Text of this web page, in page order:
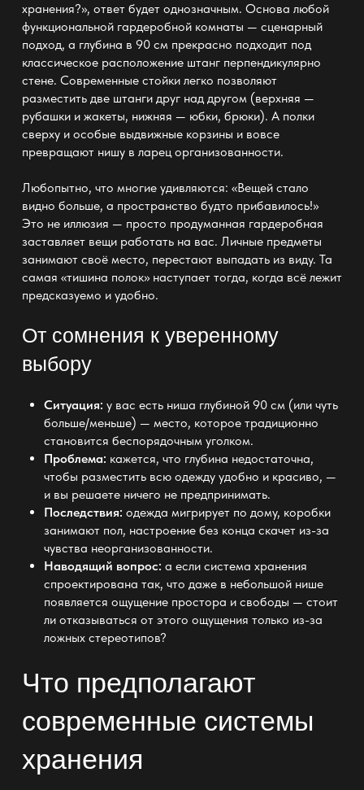
хранения?», ответ будет однозначным. Основа любой
функциональной гардеробной комнаты — сценарный
подход, а глубина в 90 см прекрасно подходит под
классическое расположение штанг перпендикулярно
стене. Современные стойки легко позволяют
разместить две штанги друг над другом (верхняя —
рубашки и жакеты, нижняя — юбки, брюки). А полки
сверху и особые выдвижные корзины и вовсе
превращают нишу в ларец организованности.
Любопытно, что многие удивляются: «Вещей стало
видно больше, а пространство будто прибавилось!»
Это не иллюзия — просто продуманная гардеробная
заставляет вещи работать на вас. Личные предметы
занимают своё место, перестают выпадать из виду. Та
самая «тишина полок» наступает тогда, когда всё лежит
предсказуемо и удобно.
От сомнения к уверенному
выбору
Ситуация: у вас есть ниша глубиной 90 см (или чуть
больше/меньше) — место, которое традиционно
становится беспорядочным уголком.
Проблема: кажется, что глубина недостаточна,
чтобы разместить всю одежду удобно и красиво, —
и вы решаете ничего не предпринимать.
Последствия: одежда мигрирует по дому, коробки
занимают пол, настроение без конца скачет из-за
чувства неорганизованности.
Наводящий вопрос: а если система хранения
спроектирована так, что даже в небольшой нише
появляется ощущение простора и свободы — стоит
ли отказываться от этого ощущения только из-за
ложных стереотипов?
Что предполагают
современные системы
хранения